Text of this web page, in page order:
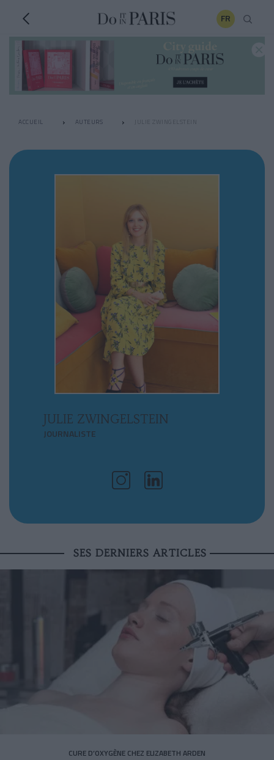
FR
ACCUEIL AUTEURS JULIE ZWINGELSTEIN
JULIE ZWINGELSTEIN
JOURNALISTE
SES DERNIERS ARTICLES
CURE D’OXYGÈNE CHEZ ELIZABETH ARDEN